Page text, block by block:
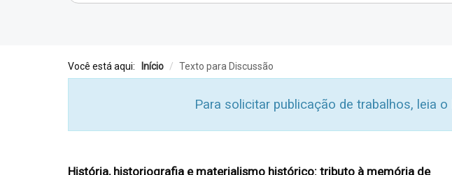
Você está aqui: Início / Texto para Discussão
Para solicitar publicação de trabalhos, leia o
História, historiografia e materialismo histórico: tributo à memória de